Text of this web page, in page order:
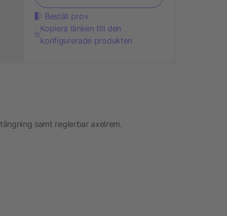
Beställ prov
Kopiera länken till den
konfigurerade produkten
samt reglerbar axelrem.